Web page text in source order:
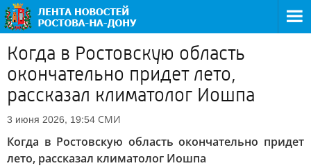
Когда в Ростовскую область
окончательно придет лето,
рассказал климатолог Иошпа
3 июня 2026, 19:54 СМИ
Когда в Ростовскую область окончательно придет
лето, рассказал климатолог Иошпа